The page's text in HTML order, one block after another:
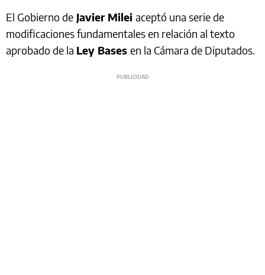
El Gobierno de Javier Milei aceptó una serie de
modificaciones fundamentales en relación al texto
aprobado de la Ley Bases en la Cámara de Diputados.